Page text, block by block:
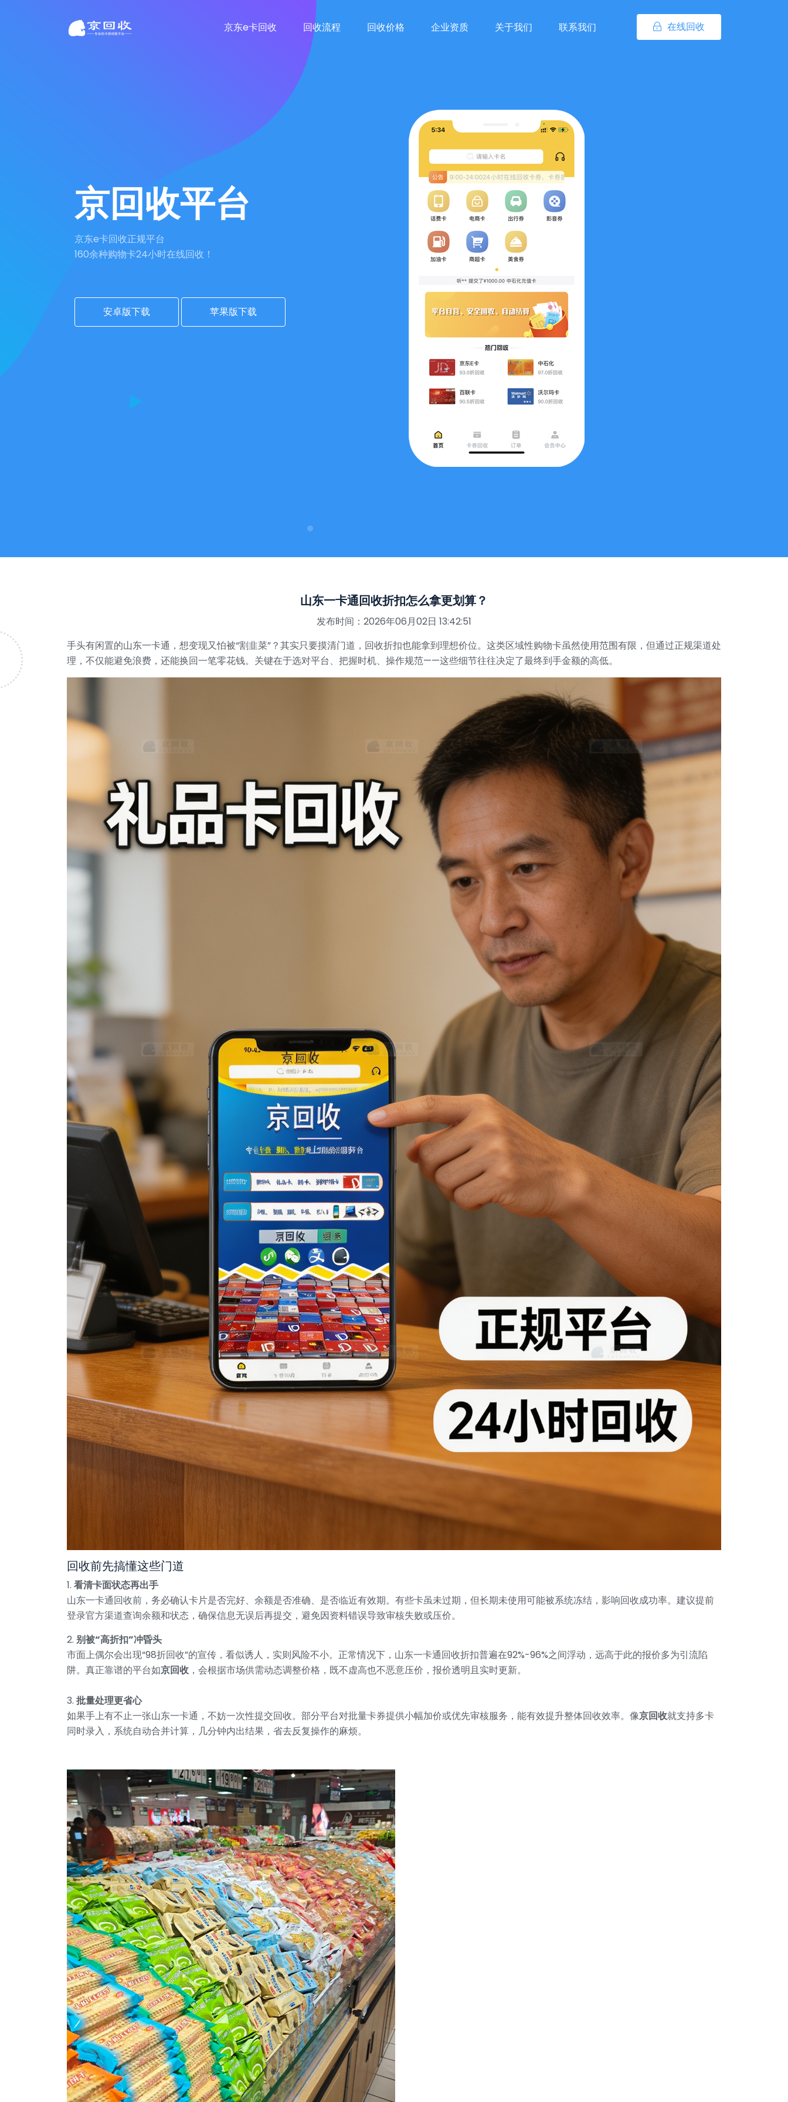
在线回收
京东e卡回收 回收流程 回收价格 企业资质 关于我们 联系我们
京回收平台
京东e卡回收正规平台
160余种购物卡24小时在线回收！
安卓版下载 苹果版下载
山东一卡通回收折扣怎么拿更划算？
发布时间：2026年06月02日 13:42:51
手头有闲置的山东一卡通，想变现又怕被“割韭菜”？其实只要摸清门道，回收折扣也能拿到理想价位。这类区域性购物卡虽然使用范围有限，但通过正规渠道处
理，不仅能避免浪费，还能换回一笔零花钱。关键在于选对平台、把握时机、操作规范——这些细节往往决定了最终到手金额的高低。
回收前先搞懂这些门道
1. 看清卡面状态再出手
山东一卡通回收前，务必确认卡片是否完好、余额是否准确、是否临近有效期。有些卡虽未过期，但长期未使用可能被系统冻结，影响回收成功率。建议提前
登录官方渠道查询余额和状态，确保信息无误后再提交，避免因资料错误导致审核失败或压价。
2. 别被“高折扣”冲昏头
市面上偶尔会出现“98折回收”的宣传，看似诱人，实则风险不小。正常情况下，山东一卡通回收折扣普遍在92%-96%之间浮动，远高于此的报价多为引流陷
阱。真正靠谱的平台如京回收，会根据市场供需动态调整价格，既不虚高也不恶意压价，报价透明且实时更新。
3. 批量处理更省心
如果手上有不止一张山东一卡通，不妨一次性提交回收。部分平台对批量卡券提供小幅加价或优先审核服务，能有效提升整体回收效率。像京回收就支持多卡
同时录入，系统自动合并计算，几分钟内出结果，省去反复操作的麻烦。